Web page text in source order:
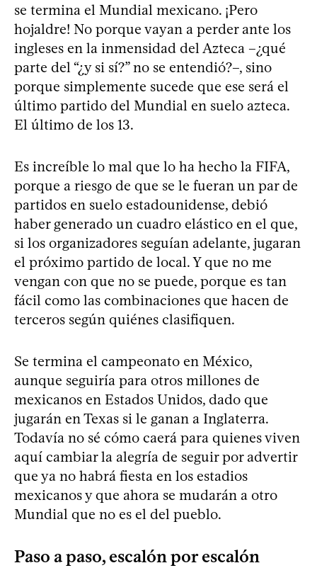
se termina el Mundial mexicano. ¡Pero
hojaldre! No porque vayan a perder ante los
ingleses en la inmensidad del Azteca –¿qué
parte del “¿y si sí?” no se entendió?–, sino
porque simplemente sucede que ese será el
último partido del Mundial en suelo azteca.
El último de los 13.
Es increíble lo mal que lo ha hecho la FIFA,
porque a riesgo de que se le fueran un par de
partidos en suelo estadounidense, debió
haber generado un cuadro elástico en el que,
si los organizadores seguían adelante, jugaran
el próximo partido de local. Y que no me
vengan con que no se puede, porque es tan
fácil como las combinaciones que hacen de
terceros según quiénes clasifiquen.
Se termina el campeonato en México,
aunque seguiría para otros millones de
mexicanos en Estados Unidos, dado que
jugarán en Texas si le ganan a Inglaterra.
Todavía no sé cómo caerá para quienes viven
aquí cambiar la alegría de seguir por advertir
que ya no habrá fiesta en los estadios
mexicanos y que ahora se mudarán a otro
Mundial que no es el del pueblo.
Paso a paso, escalón por escalón